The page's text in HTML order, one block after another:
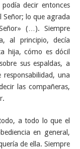
decir entonces
lo que agrada
(…). Siempre
al principio, decía
hija, cómo es dócil
sus espaldas, a
una
las compañeras,
a todo lo que el
en general,
de ella. Siempre